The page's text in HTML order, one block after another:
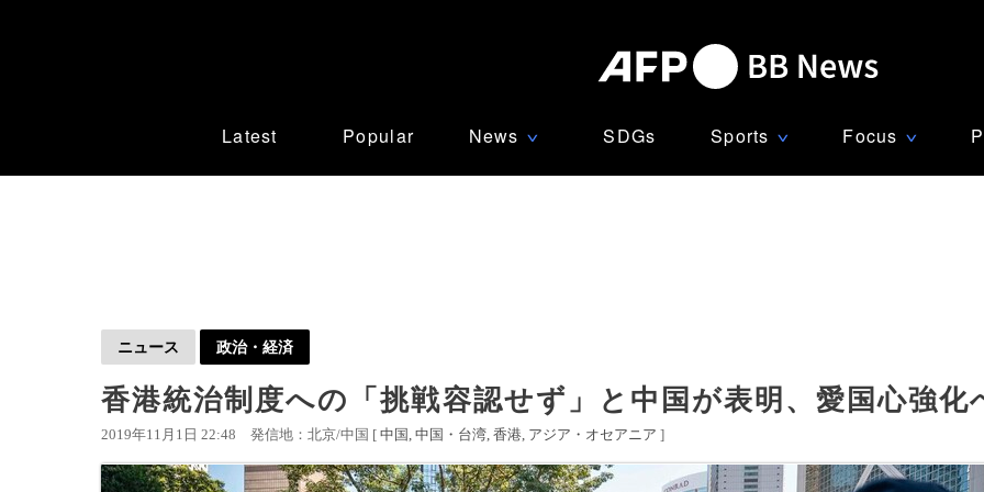
Latest Popular News ∨ SDGs Sports ∨ Focus ∨
ニュース 政治・経済
香港統治制度への「挑戦容認せず」と中国が表明、愛国心強化
2019年11月1日 22:48 発信地：北京/中国 [ 中国 中国・台湾 香港 アジア・オセアニア ]